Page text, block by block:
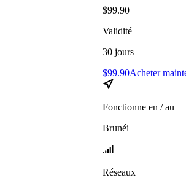
$99.90
Validité
30 jours
$99.90Acheter
Fonctionne en / au
Brunéi
Réseaux